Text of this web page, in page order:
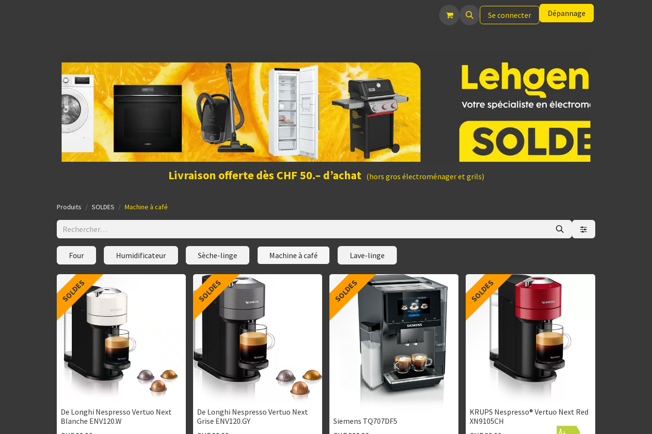
Se connecter Dépannage
Livraison offerte dès CHF 50.– d’achat (hors gros électroménager et grils)
Produits SOLDES Machine à café
Four Humidificateur Sèche-linge Machine à café Lave-linge
SOLDES
De Longhi Nespresso Vertuo Next
Blanche ENV120.W
SOLDES
De Longhi Nespresso Vertuo Next
Grise ENV120.GY
SOLDES
Siemens TQ707DF5
SOLDES
KRUPS Nespresso® Vertuo Next Red
XN9105CH